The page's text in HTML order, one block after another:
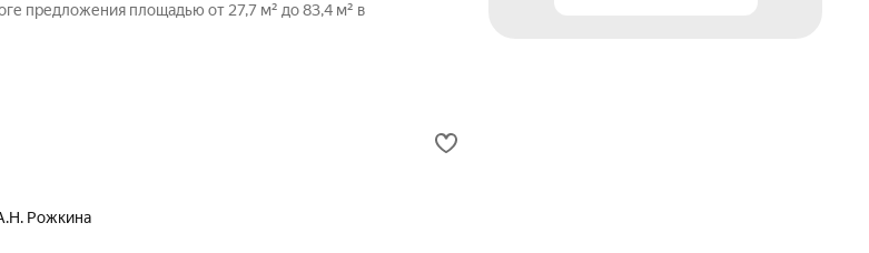
предложения площадью от 27,7 м² до 83,4 м² в
Рожкина